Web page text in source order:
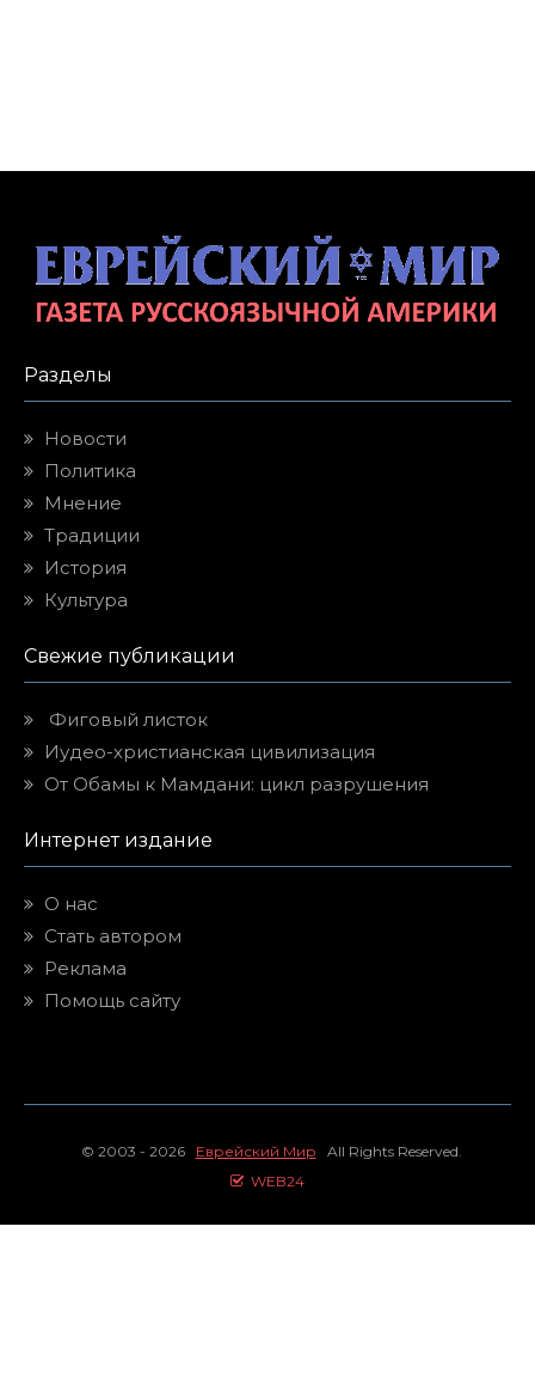
Разделы
Новости
Политика
Мнение
Традиции
История
Культура
Свежие публикации
Фиговый листок
Иудео-христианская цивилизация
От Обамы к Мамдани: цикл разрушения
Интернет издание
О нас
Стать автором
Реклама
Помощь сайту
© 2003 - 2026 Еврейский Мир All Rights Reserved.
WEB24